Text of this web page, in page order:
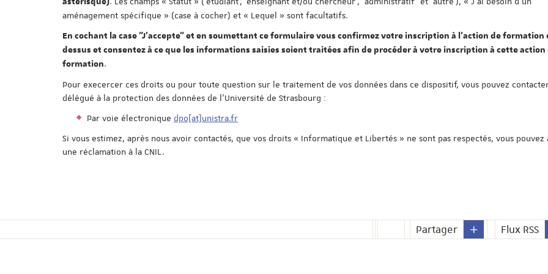
aménagement spécifique » (case à cocher) et « Lequel » sont facultatifs.
En cochant la case "J'accepte" et en soumettant ce formulaire vous confirmez votre inscription à l'action de formation
dessus et consentez à ce que les informations saisies soient traitées afin de procéder à votre inscription à cette action
formation.
Pour execercer ces droits ou pour toute question sur le traitement de vos données dans ce dispositif, vous pouvez
délégué à la protection des données de l'Université de Strasbourg :
Par voie électronique dpo[at]unistra.fr
Si vous estimez, après nous avoir contactés, que vos droits « Informatique et Libertés » ne sont pas respectés, vous pouvez
une réclamation à la CNIL.
Partager Flux RSS